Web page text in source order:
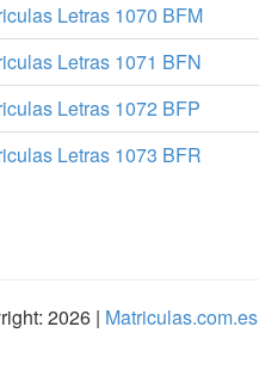
Letras 1070 BFM
Letras 1071 BFN
Letras 1072 BFP
Letras 1073 BFR
2026 | Matriculas.com.es